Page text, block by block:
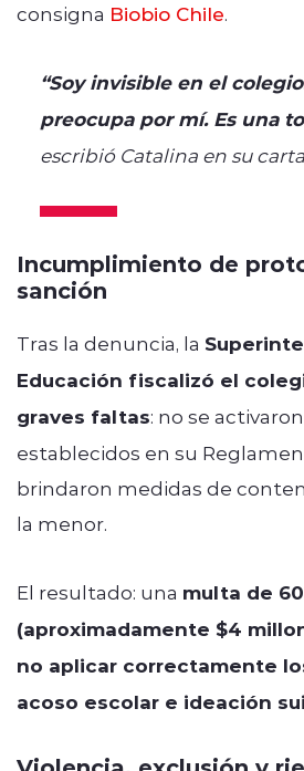
consigna Biobio Chile.
“Soy invisible en el
preocupa por mí. Es una
escribió Catalina en su
Incumplimiento de
sanción
Tras la denuncia, la
Educación fiscalizó el
graves faltas: no se
establecidos en su
brindaron medidas de
la menor.
El resultado: una multa de
(aproximadamente $4
no aplicar correctamente
acoso escolar e ideación